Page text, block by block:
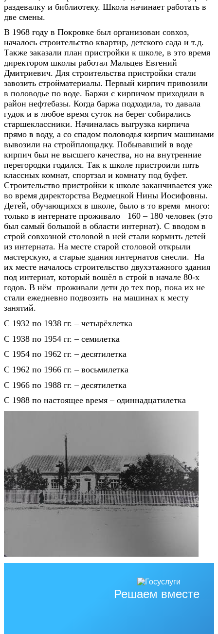
раздевалку и библиотеку. Школа начинает работать в
две смены.
В 1968 году в Покровке был организован совхоз,
началось строительство квартир, детского сада и т.д.
Также заказали план пристройки к школе, в это время
директором школы работал Мальцев Евгений
Дмитриевич. Для строительства пристройки стали
завозить стройматериалы. Первый кирпич привозили
в половодье по воде. Баржи с кирпичом приходили в
район нефтебазы. Когда баржа подходила, то давала
гудок и в любое время суток на берег собирались
старшеклассники. Начиналась выгрузка кирпича
прямо в воду, а со спадом половодья кирпич машинами
вывозили на стройплощадку. Побывавший в воде
кирпич был не высшего качества, но на внутренние
перегородки годился. Так к школе пристроили пять
классных комнат, спортзал и комнату под буфет.
Строительство пристройки к школе заканчивается уже
во время директорства Ведмецкой Нины Иосифовны.
Детей, обучающихся в школе, было в то время много:
только в интернате проживало 160 – 180 человек (это
был самый большой в области интернат). С вводом в
строй совхозной столовой в ней стали кормить детей
из интерната. На месте старой столовой открыли
мастерскую, а старые здания интернатов снесли. На
их месте началось строительство двухэтажного здания
под интернат, который вошёл в строй в начале 80-х
годов. В нём проживали дети до тех пор, пока их не
стали ежедневно подвозить на машинах к месту
занятий.
С 1932 по 1938 гг. – четырёхлетка
С 1938 по 1954 гг. – семилетка
С 1954 по 1962 гг. – десятилетка
С 1962 по 1966 гг. – восьмилетка
С 1966 по 1988 гг. – десятилетка
С 1988 по настоящее время – одиннадцатилетка
Решаем вместе